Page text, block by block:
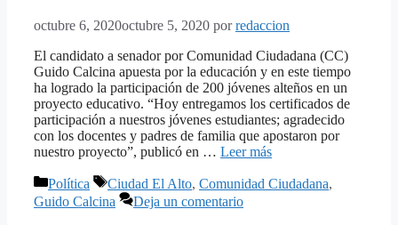
octubre 6, 2020octubre 5, 2020 porredaccion
El candidato a senador por Comunidad Ciudadana (CC)
Guido Calcina apuesta por la educación y en este tiempo
ha logrado la participación de 200 jóvenes alteños en un
proyecto educativo. “Hoy entregamos los certificados de
participación a nuestros jóvenes estudiantes; agradecido
con los docentes y padres de familia que apostaron por
nuestro proyecto”, publicó en … Leer más
Categorías
Política Etiquetas
Ciudad El Alto, Comunidad Ciudadana,
Guido Calcina
Deja un comentario